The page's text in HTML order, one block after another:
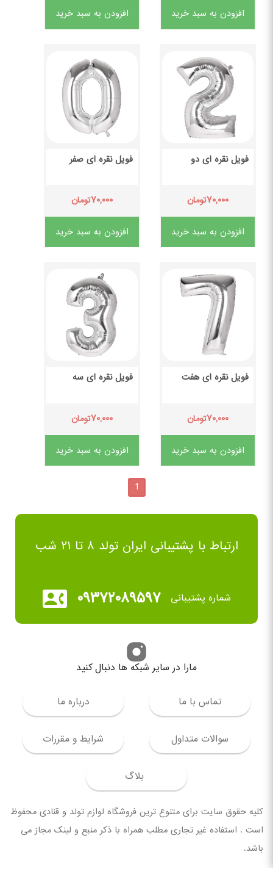
افزودن به سبد خرید افزودن به سبد خرید
فویل نقره ای دو
۷۰,۰۰۰تومان
افزودن به سبد خرید
فویل نقره ای صفر
۷۰,۰۰۰تومان
افزودن به سبد خرید
فویل نقره ای هفت
۷۰,۰۰۰تومان
افزودن به سبد خرید
فویل نقره ای سه
۷۰,۰۰۰تومان
افزودن به سبد خرید
1
ارتباط با پشتیبانی ایران تولد ۸ تا ۲۱ شب
شماره پشتیبانی ۰۹۳۷۲۰۸۹۵۹۷
تماس با ما درباره ما
سوالات متداول شرایط و مقررات
بلاگ
مارا در سایر شبکه ها دنبال کنید
کلیه حقوق سایت برای متنوع ترین فروشگاه لوازم تولد و قنادی محفوظ
است . استفاده غیر تجاری مطلب همراه با ذکر منبع و لینک مجاز می
باشد.